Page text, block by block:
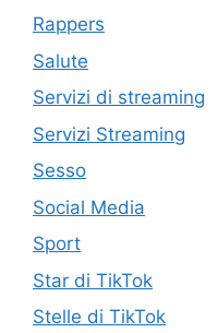
Rappers
Salute
Servizi di streaming
Servizi Streaming
Sesso
Social Media
Sport
Star di TikTok
Stelle di TikTok